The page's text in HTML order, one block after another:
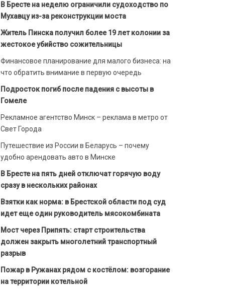
В Бресте на неделю ограничили судоходство по
Мухавцу из-за реконструкции моста
Житель Пинска получил более 19 лет колонии за
жестокое убийство сожительницы
Финансовое планирование для малого бизнеса: на
что обратить внимание в первую очередь
Подросток погиб после падения с высоты в
Гомеле
Рекламное агентство Минск – реклама в метро от
Свет Города
Путешествие из России в Беларусь – почему
удобно арендовать авто в Минске
В Бресте на пять дней отключат горячую воду
сразу в нескольких районах
Взятки как норма: в Брестской области под суд
идет еще один руководитель мясокомбината
Мост через Припять: старт строительства
должен закрыть многолетний транспортный
разрыв
Пожар в Ружанах рядом с костёлом: возгорание
на территории котельной